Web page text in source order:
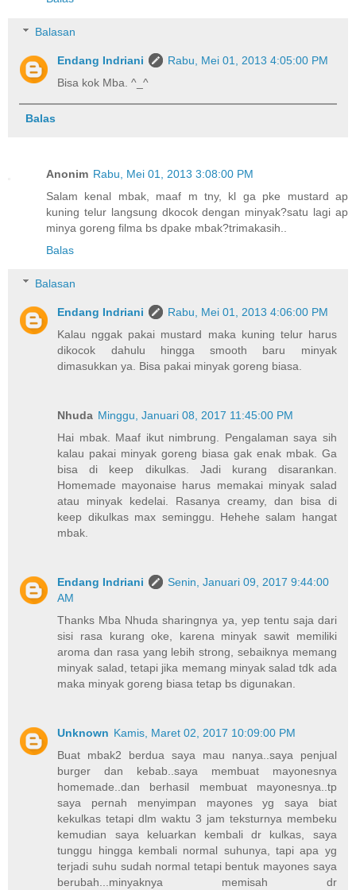
Balasan
Endang Indriani
Rabu, Mei 01, 2013 4:05:00 PM
Bisa kok Mba. ^_^
Balas
Anonim Rabu, Mei 01, 2013 3:08:00 PM
Salam kenal mbak, maaf m tny, kl ga pke mustard ap
kuning telur langsung dkocok dengan minyak?satu lagi ap
minya goreng filma bs dpake mbak?trimakasih..
Balas
Balasan
Endang Indriani
Rabu, Mei 01, 2013 4:06:00 PM
Kalau nggak pakai mustard maka kuning telur harus
dikocok dahulu hingga smooth baru minyak
dimasukkan ya. Bisa pakai minyak goreng biasa.
Nhuda Minggu, Januari 08, 2017 11:45:00 PM
Hai mbak. Maaf ikut nimbrung. Pengalaman saya sih
kalau pakai minyak goreng biasa gak enak mbak. Ga
bisa di keep dikulkas. Jadi kurang disarankan.
Homemade mayonaise harus memakai minyak salad
atau minyak kedelai. Rasanya creamy, dan bisa di
keep dikulkas max seminggu. Hehehe salam hangat
mbak.
Endang Indriani
Senin, Januari 09, 2017 9:44:00
AM
Thanks Mba Nhuda sharingnya ya, yep tentu saja dari
sisi rasa kurang oke, karena minyak sawit memiliki
aroma dan rasa yang lebih strong, sebaiknya memang
minyak salad, tetapi jika memang minyak salad tdk ada
maka minyak goreng biasa tetap bs digunakan.
Unknown Kamis, Maret 02, 2017 10:09:00 PM
Buat mbak2 berdua saya mau nanya..saya penjual
burger dan kebab..saya membuat mayonesnya
homemade..dan berhasil membuat mayonesnya..tp
saya pernah menyimpan mayones yg saya biat
kekulkas tetapi dlm waktu 3 jam teksturnya membeku
kemudian saya keluarkan kembali dr kulkas, saya
tunggu hingga kembali normal suhunya, tapi apa yg
terjadi suhu sudah normal tetapi bentuk mayones saya
berubah...minyaknya memisah dr